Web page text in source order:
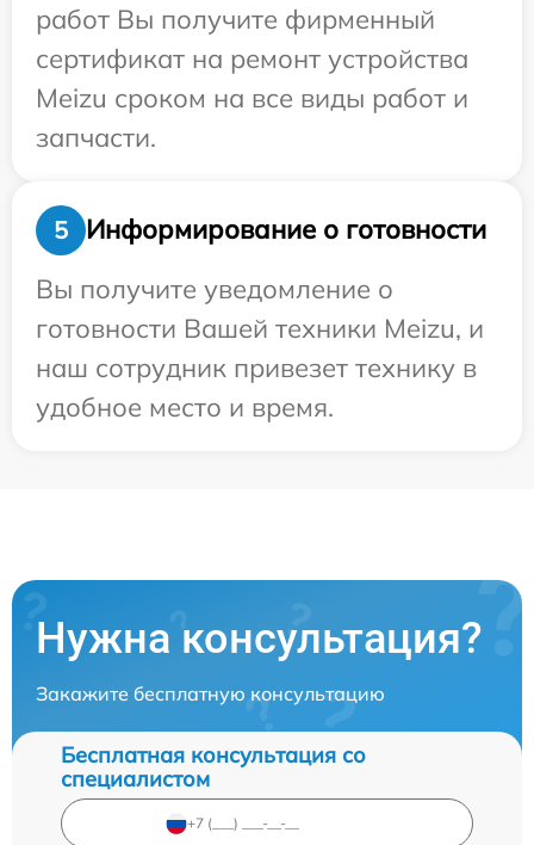
работ Вы получите фирменный
сертификат на ремонт устройства
Meizu сроком на все виды работ и
запчасти.
5
Информирование о готовности
Вы получите уведомление о
готовности Вашей техники Meizu, и
наш сотрудник привезет технику в
удобное место и время.
Нужна консультация?
Закажите бесплатную консультацию
Бесплатная консультация со
специалистом